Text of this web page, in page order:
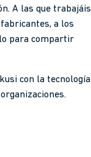
A las que trabajáis
a los
para compartir
con la tecnología